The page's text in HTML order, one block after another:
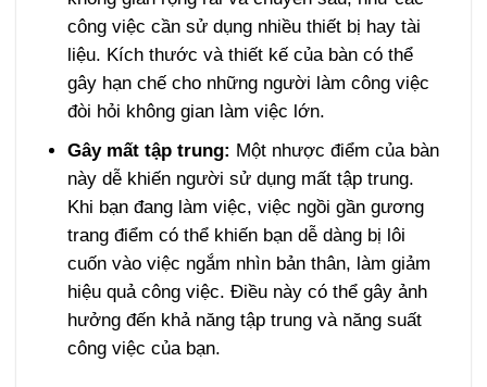
công việc cần sử dụng nhiều thiết bị hay tài
liệu. Kích thước và thiết kế của bàn có thể
gây hạn chế cho những người làm công việc
đòi hỏi không gian làm việc lớn.
Gây mất tập trung: Một nhược điểm của bàn
này dễ khiến người sử dụng mất tập trung.
Khi bạn đang làm việc, việc ngồi gần gương
trang điểm có thể khiến bạn dễ dàng bị lôi
cuốn vào việc ngắm nhìn bản thân, làm giảm
hiệu quả công việc. Điều này có thể gây ảnh
hưởng đến khả năng tập trung và năng suất
công việc của bạn.